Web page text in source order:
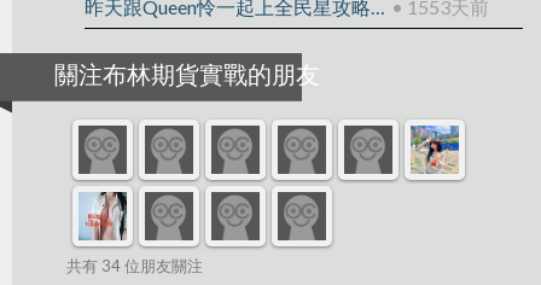
昨天跟Queen怜一起上全民星攻略組成理財專家戰隊！ • 1553天前
關注布林期貨實戰的朋友
共有 34 位朋友關注